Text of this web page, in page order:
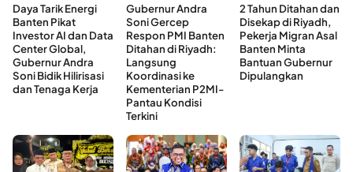
Daya Tarik Energi
Banten Pikat
Investor AI dan Data
Center Global,
Gubernur Andra
Soni Bidik Hilirisasi
dan Tenaga Kerja
Gubernur Andra
Soni Gercep
Respon PMI Banten
Ditahan di Riyadh:
Langsung
Koordinasi ke
Kementerian P2MI-
Pantau Kondisi
Terkini
2 Tahun Ditahan dan
Disekap di Riyadh,
Pekerja Migran Asal
Banten Minta
Bantuan Gubernur
Dipulangkan